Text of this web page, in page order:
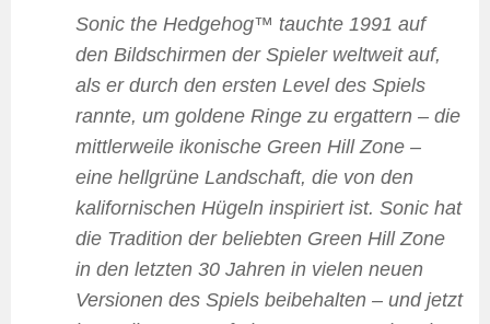
Sonic the Hedgehog™ tauchte 1991 auf
den Bildschirmen der Spieler weltweit auf,
als er durch den ersten Level des Spiels
rannte, um goldene Ringe zu ergattern – die
mittlerweile ikonische Green Hill Zone –
eine hellgrüne Landschaft, die von den
kalifornischen Hügeln inspiriert ist. Sonic hat
die Tradition der beliebten Green Hill Zone
in den letzten 30 Jahren in vielen neuen
Versionen des Spiels beibehalten – und jetzt